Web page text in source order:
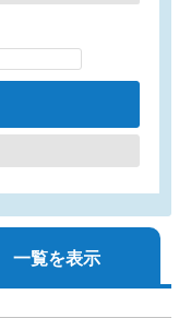
一覧を表示